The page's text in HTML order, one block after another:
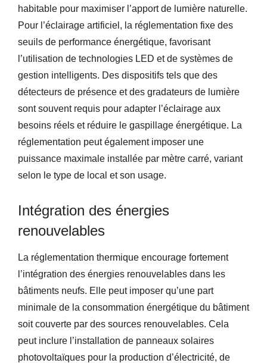
habitable pour maximiser l’apport de lumière naturelle.
Pour l’éclairage artificiel, la réglementation fixe des
seuils de performance énergétique, favorisant
l’utilisation de technologies LED et de systèmes de
gestion intelligents. Des dispositifs tels que des
détecteurs de présence et des gradateurs de lumière
sont souvent requis pour adapter l’éclairage aux
besoins réels et réduire le gaspillage énergétique. La
réglementation peut également imposer une
puissance maximale installée par mètre carré, variant
selon le type de local et son usage.
Intégration des énergies
renouvelables
La réglementation thermique encourage fortement
l’intégration des énergies renouvelables dans les
bâtiments neufs. Elle peut imposer qu’une part
minimale de la consommation énergétique du bâtiment
soit couverte par des sources renouvelables. Cela
peut inclure l’installation de panneaux solaires
photovoltaïques pour la production d’électricité, de